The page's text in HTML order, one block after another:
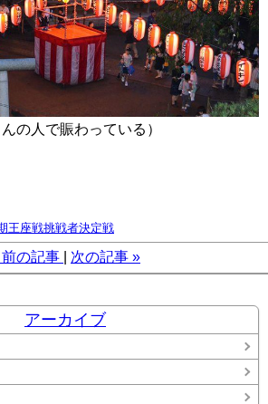
の人で賑わっている）
王座戦挑戦者決定戦
前の記事 次の記事 »
アーカイブ